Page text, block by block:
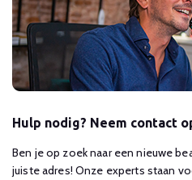
Hulp nodig? Neem contact
Ben je op zoek naar een nieuwe
juiste adres! Onze experts staan